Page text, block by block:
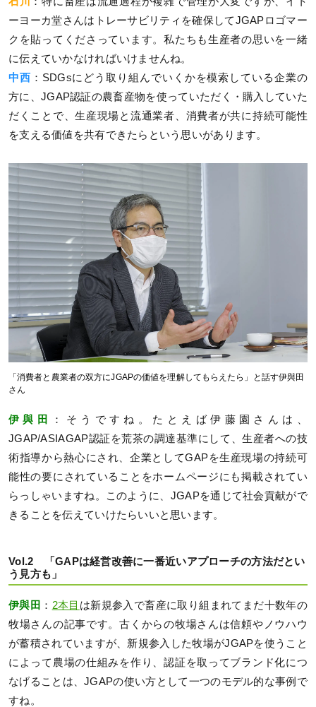
ーヨーカ堂さんはトレーサビリティを確保してJGAPロゴマー
クを貼ってくださっています。私たちも生産者の思いを一緒
に伝えていかなければいけませんね。
中西 ：SDGsにどう取り組んでいくかを模索している企業の
方に、JGAP認証の農畜産物を使っていただく・購入していた
だくことで、生産現場と流通業者、消費者が共に持続可能性
を支える価値を共有できたらという思いがあります。
「消費者と農業者の双方にJGAPの価値を理解してもらえたら」と話す伊與田
さん
伊與田
：そうですね。たとえば伊藤園さんは、
JGAP/ASIAGAP認証を荒茶の調達基準にして、生産者への技
術指導から熱心にされ、企業としてGAPを生産現場の持続可
能性の要にされていることをホームページにも掲載されてい
らっしゃいますね。このように、JGAPを通じて社会貢献がで
きることを伝えていけたらいいと思います。
Vol.2 「GAPは経営改善に一番近いアプローチの方法だとい
う見方も」
伊與田 ： 2本目 は新規参入で畜産に取り組まれてまだ十数年の
牧場さんの記事です。古くからの牧場さんは信頼やノウハウ
が蓄積されていますが、新規参入した牧場がJGAPを使うこと
によって農場の仕組みを作り、認証を取ってブランド化につ
なげることは、JGAPの使い方として一つのモデル的な事例で
すね。